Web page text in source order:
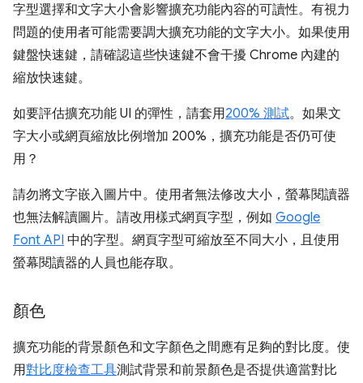
字型選擇和文字大小會影響擴充功能內容的可讀性。有視力
問題的使用者可能需要調大擴充功能的文字大小。如果使用
鍵盤快速鍵，請確認這些快速鍵不會干擾 Chrome 內建的
縮放快速鍵。
如要評估擴充功能 UI 的彈性，請套用200% 測試。如果文
字大小或網頁縮放比例增加 200%，擴充功能是否仍可使
用？
請勿將文字嵌入圖片中。使用者無法修改大小，螢幕閱讀器
也無法解讀圖片。請改用樣式網頁字型，例如 Google
Font API 中的字型。網頁字型可縮放至不同大小，且使用
螢幕閱讀器的人員也能存取。
顏色
擴充功能的背景顏色和文字顏色之間應有足夠的對比度。使
用對比度檢查工具測試背景和前景顏色是否提供適當對比